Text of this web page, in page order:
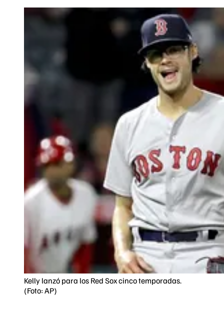
Kelly lanzó para los Red Sox cinco temporadas.
(Foto: AP)